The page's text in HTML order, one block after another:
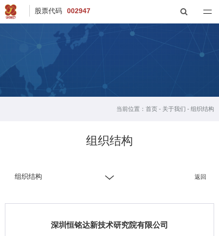
股票代码 002947
当前位置： 首页 - 关于我们 - 组织结构
组织结构
组织结构 返回
深圳恒铭达新技术研究院有限公司